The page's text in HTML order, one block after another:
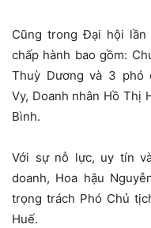
Cũng trong Đại hội lần
chấp hành bao gồm:
Thuỳ Dương và 3 phó
Vy, Doanh nhân Hồ Thị
Bình.
Với sự nỗ lực, uy tín
doanh, Hoa hậu
trọng trách Phó Chủ
Huế.